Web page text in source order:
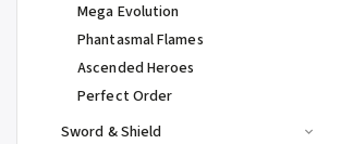
Mega Evolution
Phantasmal Flames
Ascended Heroes
Perfect Order
Sword & Shield